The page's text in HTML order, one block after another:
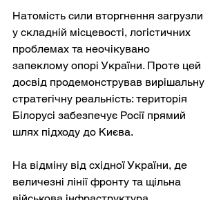
Натомість сили вторгнення загрузли
у складній місцевості, логістичних
проблемах та неочікувано
запеклому опорі України. Проте цей
досвід продемонстрував вирішальну
стратегічну реальність: територія
Білорусі забезпечує Росії прямий
шлях підходу до Києва.
На відміну від східної України, де
величезні лінії фронту та щільна